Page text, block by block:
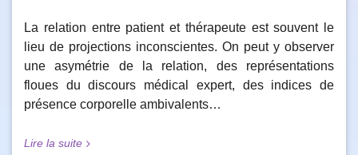
La relation entre patient et thérapeute est souvent le
lieu de projections inconscientes. On peut y observer
une asymétrie de la relation, des représentations
floues du discours médical expert, des indices de
présence corporelle ambivalents…
Lire la suite